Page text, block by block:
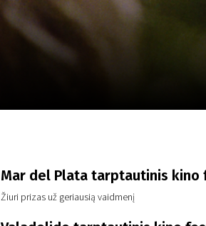
Mar del Plata tarptautinis kino
Žiuri prizas už geriausią vaidmenį